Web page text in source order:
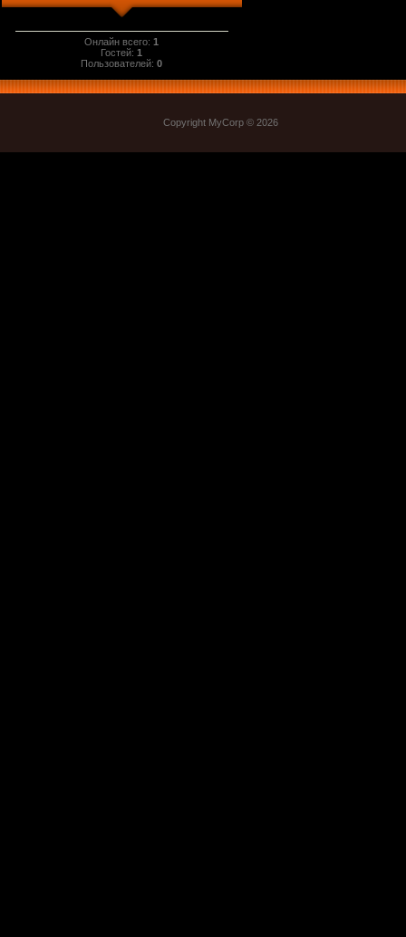
Онлайн всего:1
Гостей:1
Пользователей:0
Copyright MyCorp © 2026